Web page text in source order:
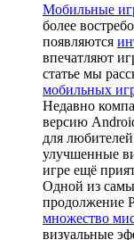
Мобильные
более
появляются
впечатляют
статье мы
мобильных
Недавно
версию
для
улучшенные
игре ещё
Одной из
продолжение
множество
визуальные